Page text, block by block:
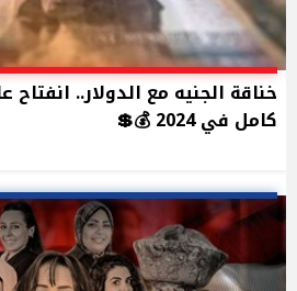
كامل في 2024 💰💲